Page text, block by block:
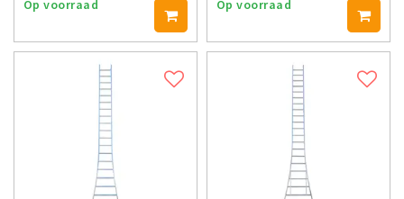
Op voorraad Op voorraad